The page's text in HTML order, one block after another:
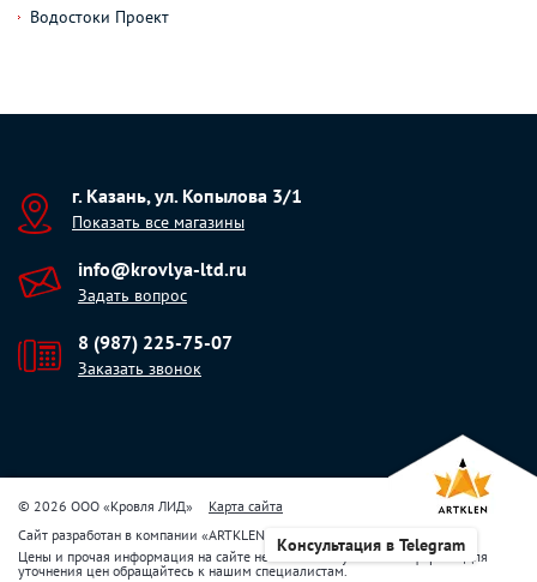
Водостоки Проект
г. Казань, ул. Копылова 3/1
Показать все магазины
info@krovlya-ltd.ru
Задать вопрос
8 (987) 225-75-07
Заказать звонок
© 2026 ООО «Кровля ЛИД»
Карта сайта
Сайт разработан в компании «ARTKLEN
Цены и прочая информация на сайте не являются публичной офертой. Для
уточнения цен обращайтесь к нашим специалистам.
Консультация в Telegram